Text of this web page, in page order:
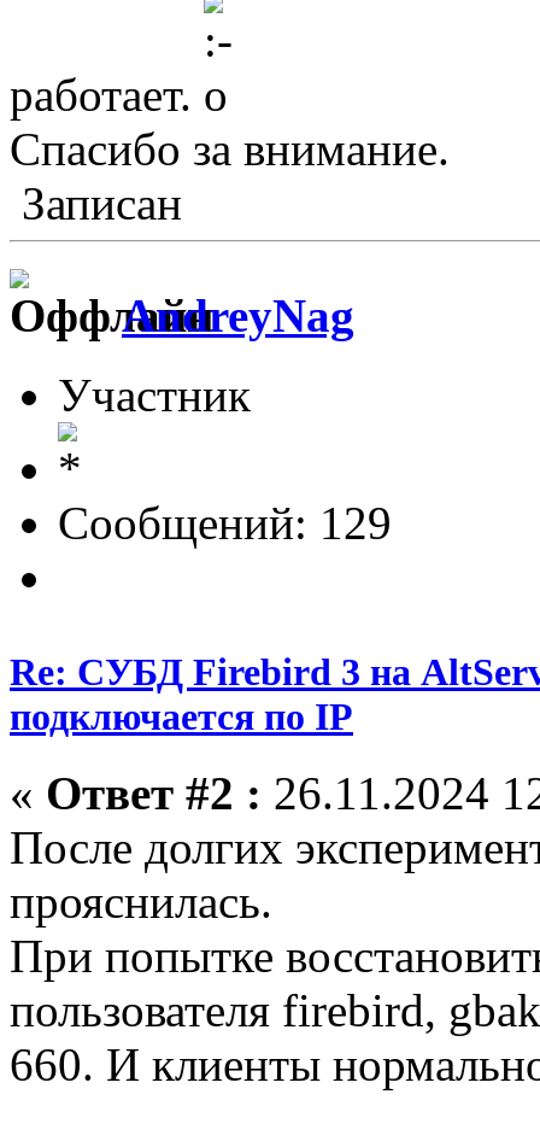
работает.
Спасибо за внимание.
Записан
AndreyNag
Участник
Сообщений: 129
Re: СУБД Firebird 3 на
подключается по IP
« Ответ #2 : 26.11.2024
После долгих
прояснилась.
При попытке
пользователя firebird,
660. И клиенты